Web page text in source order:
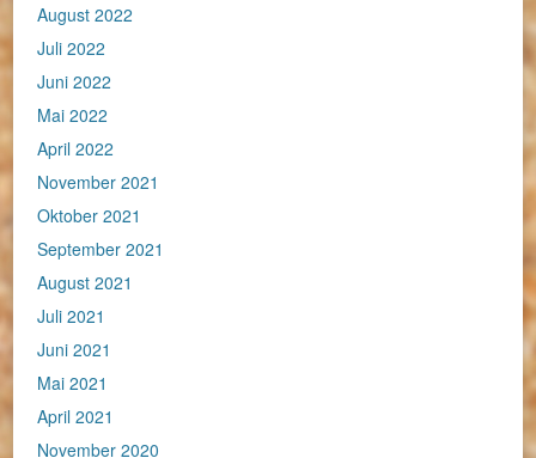
August 2022
Juli 2022
Juni 2022
Mai 2022
April 2022
November 2021
Oktober 2021
September 2021
August 2021
Juli 2021
Juni 2021
Mai 2021
April 2021
November 2020